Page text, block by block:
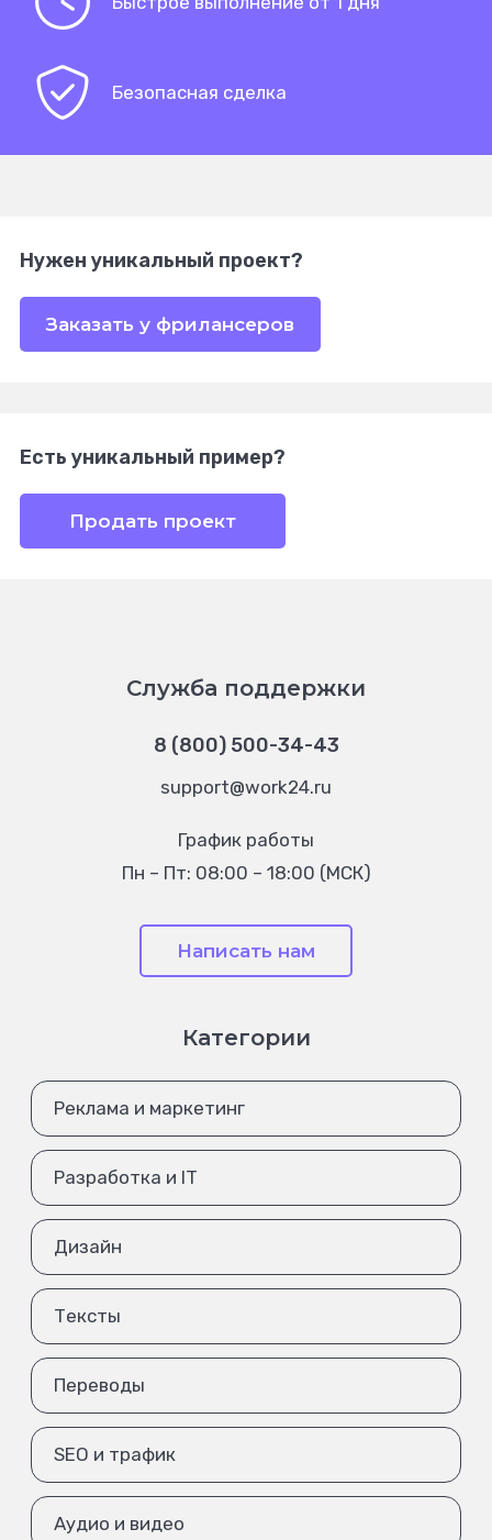
Безопасная сделка
Нужен уникальный проект?
Заказать у фрилансеров
Есть уникальный пример?
Продать проект
Служба поддержки
8 (800) 500-34-43
support@work24.ru
График работы
Пн – Пт: 08:00 – 18:00 (МСК)
Написать нам
Категории
Реклама и маркетинг
Разработка и IT
Дизайн
Тексты
Переводы
SEO и трафик
Аудио и видео